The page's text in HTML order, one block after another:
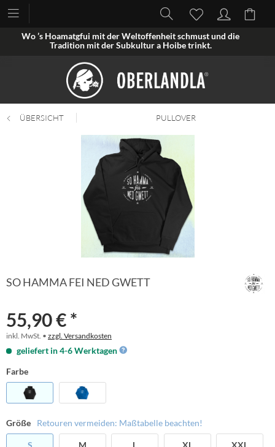
Wo ’s Hoamatgfui mit der Weltoffenheit schmust und die
Tradition mit der Subkultur a Hoibe trinkt.
ÜBERSICHT PULLOVER
SO HAMMA FEI NED GWETT
55,90 € *
inkl. MwSt. • zzgl. Versandkosten
geliefert in 4-6 Werktagen
Farbe
Größe Retouren vermeiden: Maßtabelle beachten!
S M L XL XXL